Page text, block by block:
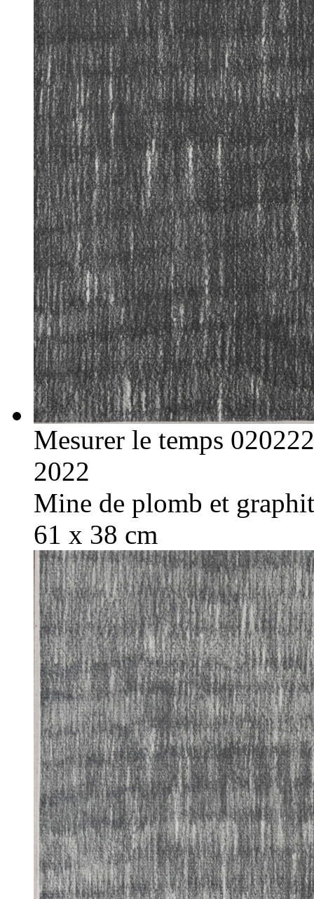
Mesurer le temps 020222
2022
Mine de plomb et
61 x 38 cm